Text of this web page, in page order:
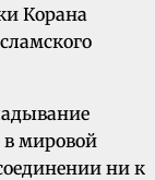
Корана
в мировой
ни к